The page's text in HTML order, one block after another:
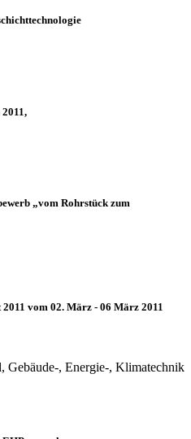
„vom Rohrstück zum
vom 02. März - 06 März 2011
Gebäude-, Energie-, Klimatechnik